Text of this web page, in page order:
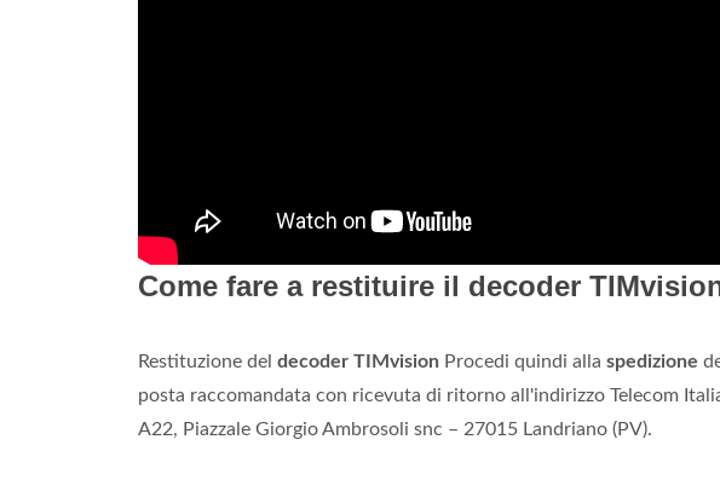
Come fare a restituire il decoder
Restituzione del decoder TIMvision Procedi quindi alla spedizione
posta raccomandata con ricevuta di ritorno all'indirizzo Telecom
A22, Piazzale Giorgio Ambrosoli snc – 27015 Landriano (PV).